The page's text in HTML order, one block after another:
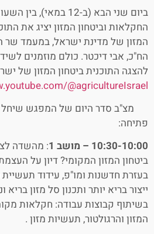
החקלאות וביטחון המזון יציג את
המזון של מדינת ישראל, במעמד שר
להצגה התוכנית ביטחון המזון של
@agricultureIsrael/
פתיחה:
10:30-10:00 – מושב 1
: מהשדה
ביטחון המזון המקומי? דיון על
בעזרת חדשנות ומו"פ, עידוד
ייצור בריא יותר ותכנון סל מזון
בשיתוף קבוצות עבודה: חקלאות
המזון והרגולטור, תעשיות מזון .